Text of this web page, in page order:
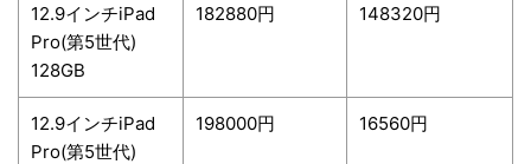
12.9インチiPad
Pro(第5世代)
128GB
182880円 148320円
12.9インチiPad
Pro(第5世代)
198000円 16560円